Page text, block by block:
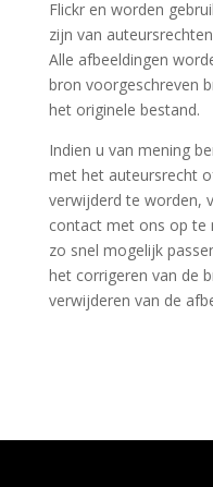
Flickr en worden
zijn van
Alle afbeeldingen
bron voorgeschreven
het originele bestand.
Indien u van mening
met het auteursrecht
verwijderd te worden,
contact met ons op te
zo snel mogelijk
het corrigeren van de
verwijderen van de